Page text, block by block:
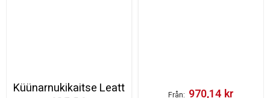
Küünarnukikaitse Leatt
Från 970,14 kr‎